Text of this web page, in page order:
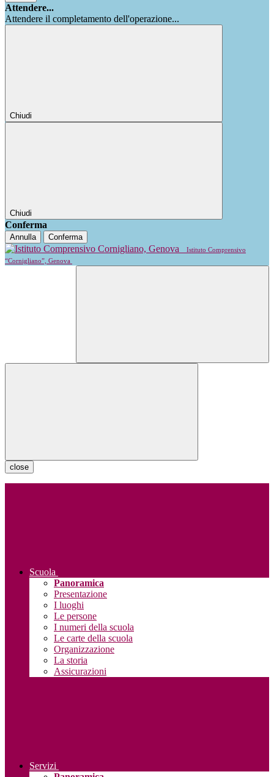
Attendere...
Attendere il completamento dell'operazione...
Chiudi
Chiudi
Conferma
Annulla Conferma
Istituto Comprensivo
“Cornigliano”, Genova
close
Scuola
Panoramica
Presentazione
I luoghi
Le persone
I numeri della scuola
Le carte della scuola
Organizzazione
La storia
Assicurazioni
Servizi